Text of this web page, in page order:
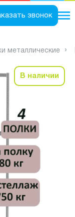
звонок
металлические
В наличии